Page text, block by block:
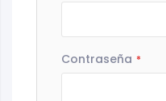
Contraseña